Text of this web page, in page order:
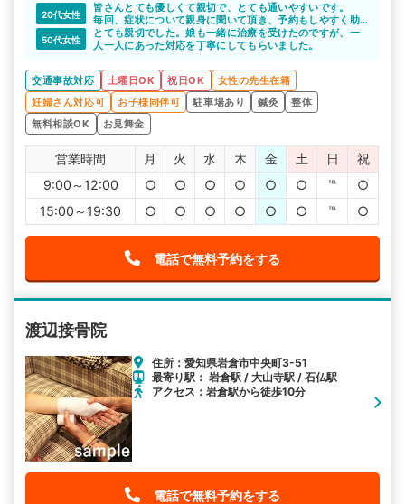
20代女性
皆さんとても優しくて親切で、とても通いやすいです。
毎回、症状について親身に聞いて頂き、予約もしやすく助
かりました。
50代女性
とても親切でした。娘も一緒に治療を受けたのですが、一
人一人にあった対応を丁寧にしてもらいました。
交通事故対応 土曜日OK 祝日OK
女性の先生在籍
妊婦さん対応可
お子様同伴可 駐車場あり 鍼灸
整体
無料相談OK
お見舞金
営業時間 月 火 水 木 金 土 日
祝
9:00～12:00
○ ○ ○ ○ ○ ○ ℡
○
15:00～19:30
○ ○ ○ ○ ○ ○ ℡ ○
電話で無料予約をする
渡辺接骨院
住所：愛知県岩倉市中央町3-51
最寄り駅： 岩倉駅 / 大山寺駅 / 石仏駅
アクセス：岩倉駅から徒歩10分
電話で無料予約をする